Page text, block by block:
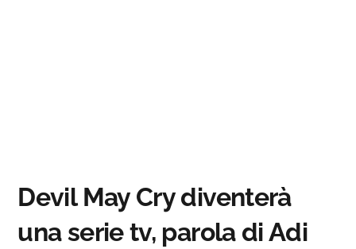
Devil May Cry diventerà
una serie tv, parola di Adi